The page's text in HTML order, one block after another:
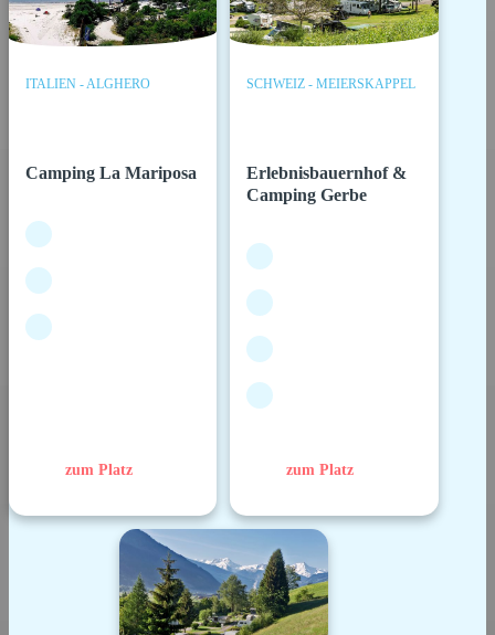
ITALIEN - ALGHERO
Camping La Mariposa
zum Platz
SCHWEIZ - MEIERSKAPPEL
Erlebnisbauernhof &
Camping Gerbe
zum Platz